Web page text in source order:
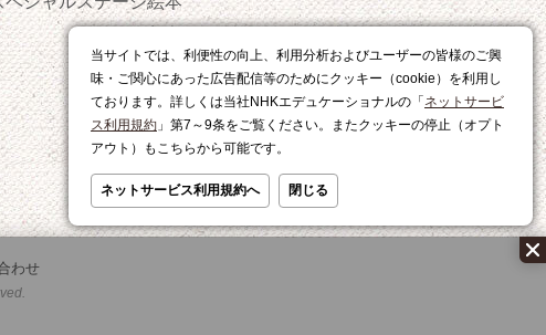
当サイトでは、利便性の向上、利用分析およびユーザーの皆様のご興
味・ご関心にあった広告配信等のためにクッキー（cookie）を利用し
ております。詳しくは当社NHKエデュケーショナルの「 ネットサービ
ス利用規約 」第7～9条をご覧ください。またクッキーの停止（オプト
アウト）もこちらから可能です。
ネットサービス利用規約へ 閉じる
おやつ
レシピ
わせ